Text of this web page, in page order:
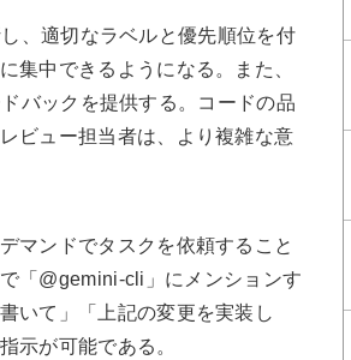
、適切なラベルと優先順位を付
集中できるようになる。また、
バックを提供する。コードの品
ビュー担当者は、より複雑な意
マンドでタスクを依頼すること
「@gemini-cli」にメンションす
いて」「上記の変更を実装し
示が可能である。